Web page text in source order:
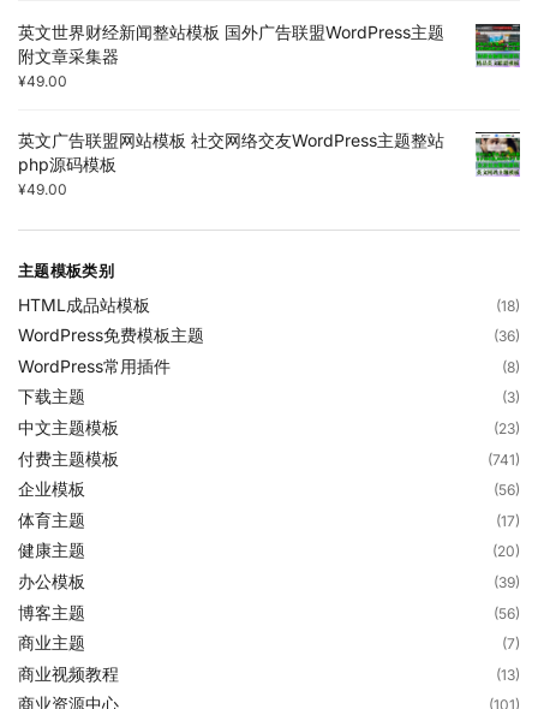
英文世界财经新闻整站模板 国外广告联盟WordPress主题
附文章采集器
¥49.00
英文广告联盟网站模板 社交网络交友WordPress主题整站
php源码模板
¥49.00
主题模板类别
HTML成品站模板 (18)
WordPress免费模板主题 (36)
WordPress常用插件 (8)
下载主题 (3)
中文主题模板 (23)
付费主题模板 (741)
企业模板 (56)
体育主题 (17)
健康主题 (20)
办公模板 (39)
博客主题 (56)
商业主题 (7)
商业视频教程 (13)
商业资源中心 (101)